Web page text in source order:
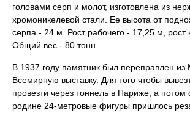
головами серп и молот, изготовлена из
хромоникелевой стали. Ее высота от
серпа - 24 м. Рост рабочего - 17,25 м, рост
Общий вес - 80 тонн.
В 1937 году памятник был переправлен
Всемирную выставку. Для того чтобы
провезти через тоннель в Париже, а потом
родине 24-метровые фигуры пришлось